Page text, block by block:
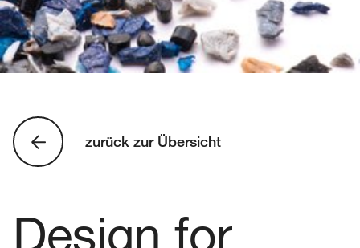
zurück zur Übersicht
Design for